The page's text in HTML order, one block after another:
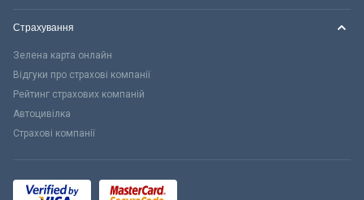
Страхування
Зелена карта онлайн
Відгуки про страхові компанії
Рейтинг страхових компаній
Автоцивілка
Страхові компанії